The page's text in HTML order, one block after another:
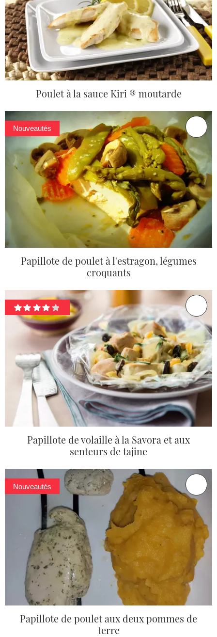
Poulet à la sauce Kiri ® moutarde
Nouveautés
Papillote de poulet à l'estragon, légumes
croquants
Papillote de volaille à la Savora et aux
senteurs de tajine
Nouveautés
Papillote de poulet aux deux pommes de
terre